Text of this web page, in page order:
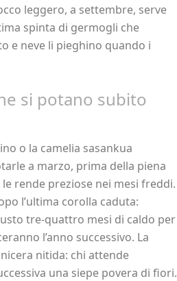
leggero, a settembre, serve
spinta di germogli che
e neve li pieghino quando i
si potano subito
o la camelia sasankua
a marzo, prima della piena
rende preziose nei mesi freddi.
l’ultima corolla caduta:
tre-quattro mesi di caldo per
l’anno successivo. La
nitida: chi attende
una siepe povera di fiori.